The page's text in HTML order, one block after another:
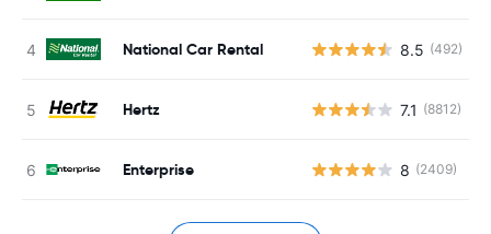
National Car Rental 8.5 (492)
Hertz 7.1 (8812)
Enterprise 8 (2409)